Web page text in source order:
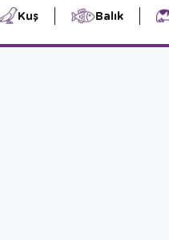
Kuş Balık